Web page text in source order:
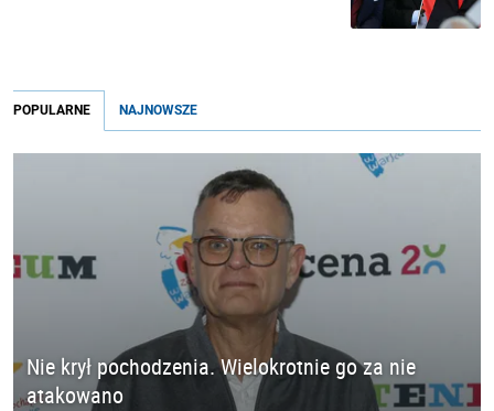
POPULARNE NAJNOWSZE
Nie krył pochodzenia. Wielokrotnie go za nie
atakowano